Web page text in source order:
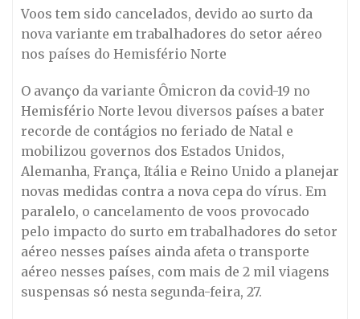
Voos tem sido cancelados, devido ao surto da
nova variante em trabalhadores do setor aéreo
nos países do Hemisfério Norte
O avanço da variante Ômicron da covid-19 no
Hemisfério Norte levou diversos países a bater
recorde de contágios no feriado de Natal e
mobilizou governos dos Estados Unidos,
Alemanha, França, Itália e Reino Unido a planejar
novas medidas contra a nova cepa do vírus. Em
paralelo, o cancelamento de voos provocado
pelo impacto do surto em trabalhadores do setor
aéreo nesses países ainda afeta o transporte
aéreo nesses países, com mais de 2 mil viagens
suspensas só nesta segunda-feira, 27.